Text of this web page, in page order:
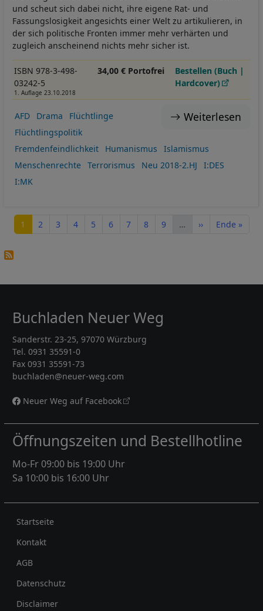
und scheut sich dabei nicht, ihre eigene Rat- und
Fassungslosigkeit angesichts einer Welt zu artikulieren, in
der sich politische Fronten immer mehr verhärten und
zugleich anscheinend nichts mehr sicher ist.
ISBN 978-3-498-
03242-5
1. Auflage 23.10.2018
34,00 € Portofrei
Bestellen (Buch |
Hardcover)
Weiterlesen
AFD Drama
Flüchtlinge
Flüchtlingspolitik
Fremdenfeindlichkeit
Humanismus
Islamismus
Menschenrechte
Terrorismus Neu 2018-2.HJ
I:DES
I:MK
Seite
1 Seite
2 Seite
3 Seite
4 Seite
5 Seite
6 Seite
7 Seite
8 Seite
9 … Nächste Seite
›› Letzte Seite
Ende »
Buchladen Neuer Weg
Sanderstr. 23-25, 97070 Würzburg
Tel. 0931 35591-0
Fax 0931 35591-73
buchladen@neuer-weg.com
Neuer Weg auf Facebook
Öffnungszeiten und Bestellhotline
Mo-Fr 09:00 bis 19:00 Uhr
Sa 10:00 bis 16:00 Uhr
Rechtliches
Startseite
Kontakt
AGB
Datenschutz
Disclaimer